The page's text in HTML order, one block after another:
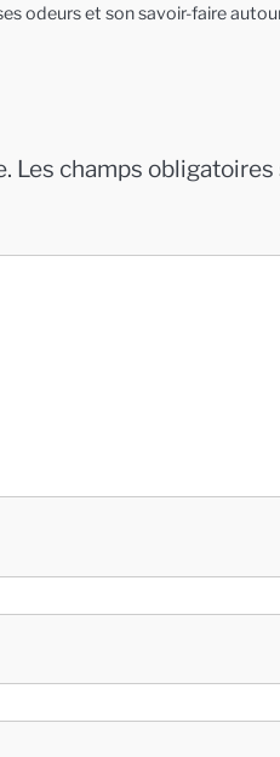
odeurs et son savoir-faire
Les champs